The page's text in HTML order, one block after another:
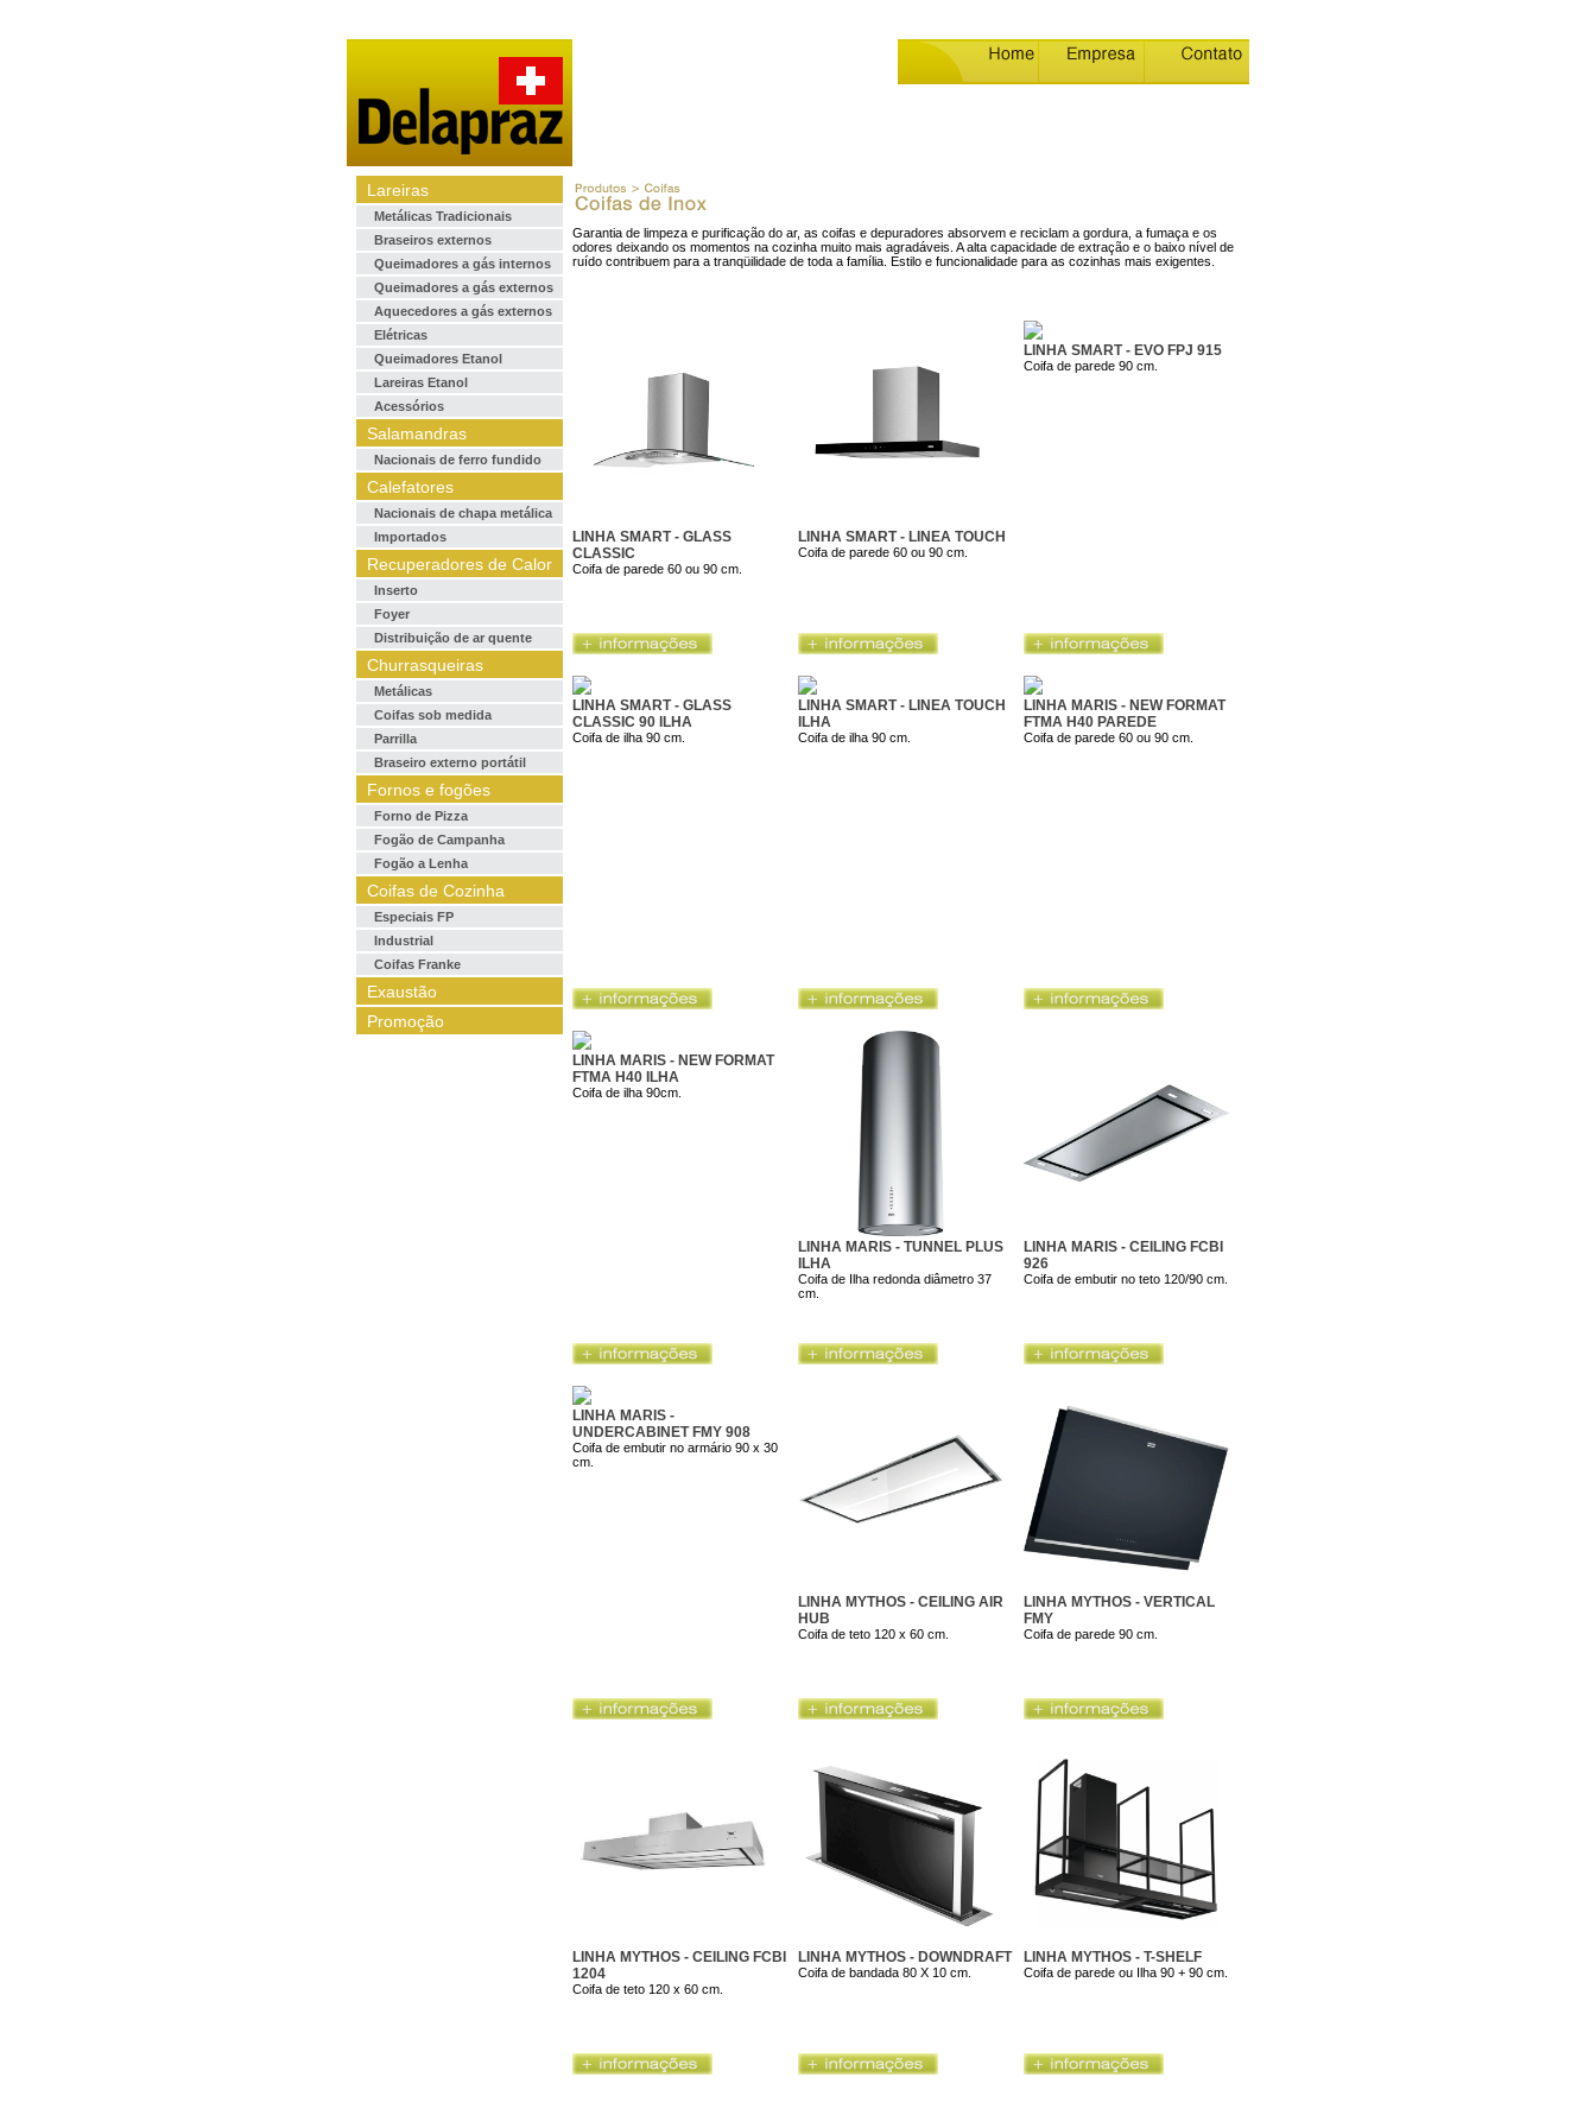
Lareiras
Metálicas Tradicionais
Braseiros externos
Queimadores a gás internos
Queimadores a gás externos
Aquecedores a gás externos
Elétricas
Queimadores Etanol
Lareiras Etanol
Acessórios
Salamandras
Nacionais de ferro fundido
Calefatores
Nacionais de chapa metálica
Importados
Recuperadores de Calor
Inserto
Foyer
Distribuição de ar quente
Churrasqueiras
Metálicas
Coifas sob medida
Parrilla
Braseiro externo portátil
Fornos e fogões
Forno de Pizza
Fogão de Campanha
Fogão a Lenha
Coifas de Cozinha
Especiais FP
Industrial
Coifas Franke
Exaustão
Promoção
Garantia de limpeza e purificação do ar, as coifas e depuradores absorvem e reciclam a gordura, a fumaça e os
odores deixando os momentos na cozinha muito mais agradáveis. A alta capacidade de extração e o baixo nível de
ruído contribuem para a tranqüilidade de toda a família. Estilo e funcionalidade para as cozinhas mais exigentes.
LINHA SMART - GLASS
CLASSIC
Coifa de parede 60 ou 90 cm.
LINHA SMART - LINEA TOUCH
Coifa de parede 60 ou 90 cm.
LINHA SMART - EVO FPJ 915
Coifa de parede 90 cm.
LINHA SMART - GLASS
CLASSIC 90 ILHA
Coifa de ilha 90 cm.
LINHA SMART - LINEA TOUCH
ILHA
Coifa de ilha 90 cm.
LINHA MARIS - NEW FORMAT
FTMA H40 PAREDE
Coifa de parede 60 ou 90 cm.
LINHA MARIS - NEW FORMAT
FTMA H40 ILHA
Coifa de ilha 90cm.
LINHA MARIS - TUNNEL PLUS
ILHA
Coifa de Ilha redonda diâmetro 37
cm.
LINHA MARIS - CEILING FCBI
926
Coifa de embutir no teto 120/90 cm.
LINHA MARIS -
UNDERCABINET FMY 908
Coifa de embutir no armário 90 x 30
cm.
LINHA MYTHOS - CEILING AIR
HUB
Coifa de teto 120 x 60 cm.
LINHA MYTHOS - VERTICAL
FMY
Coifa de parede 90 cm.
LINHA MYTHOS - CEILING FCBI
1204
Coifa de teto 120 x 60 cm.
LINHA MYTHOS - DOWNDRAFT
Coifa de bandada 80 X 10 cm.
LINHA MYTHOS - T-SHELF
Coifa de parede ou Ilha 90 + 90 cm.